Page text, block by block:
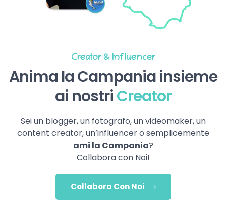
Creator & Influencer
Anima la Campania insieme
ai nostriCreator
Sei un blogger, un fotografo, un videomaker, un
content creator, un’influencer o semplicemente
ami la Campania?
Collabora con Noi!
Collabora Con Noi